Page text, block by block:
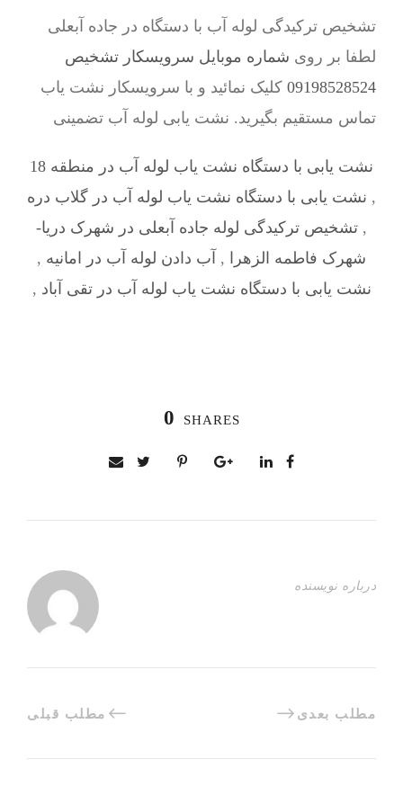
تشخیص ترکیدگی لوله آب با دستگاه در جاده آبعلی
لطفا بر روی شماره موبایل سرویسکار تشخیص
09198528524 کلیک نمائید و با سرویسکار نشت یاب
تماس مستقیم بگیرید. نشت یابی لوله آب تضمینی
نشت یابی با دستگاه نشت یاب لوله آب در منطقه 18
, نشت یابی با دستگاه نشت یاب لوله آب در گلاب دره
, تشخیص ترکیدگی لوله جاده آبعلی در شهرک دریا-
شهرک فاطمه الزهرا
, آب دادن لوله آب در امانیه ,
نشت یابی با دستگاه نشت یاب لوله آب در تقی آباد ,
0 SHARES
درباره نویسنده
مطلب قبلی مطلب بعدی